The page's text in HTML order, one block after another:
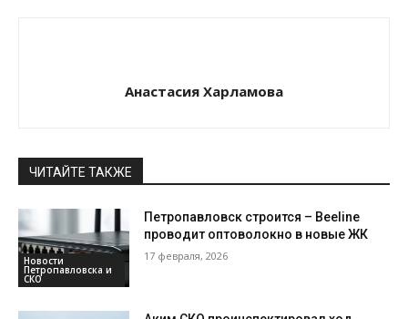
Анастасия Харламова
ЧИТАЙТЕ ТАКЖЕ
Новости
Петропавловска и
СКО
Петропавловск строится – Beeline
проводит оптоволокно в новые ЖК
17 февраля, 2026